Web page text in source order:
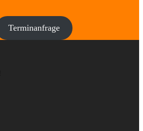
Terminanfrage